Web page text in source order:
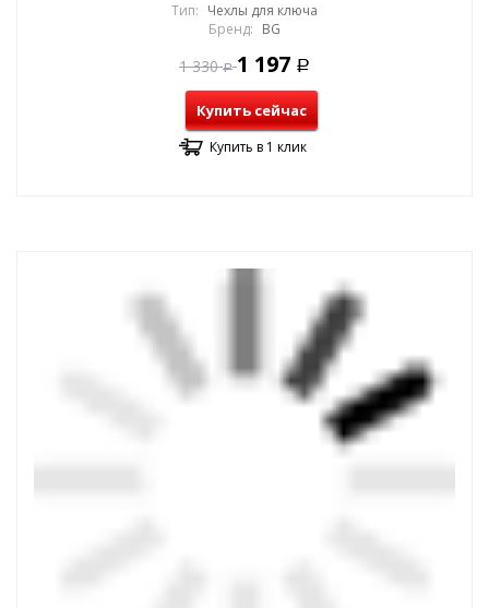
Тип: Чехлы для ключа
Бренд: BG
1 330 Р 1 197 Р
Купить сейчас
Купить в 1 клик